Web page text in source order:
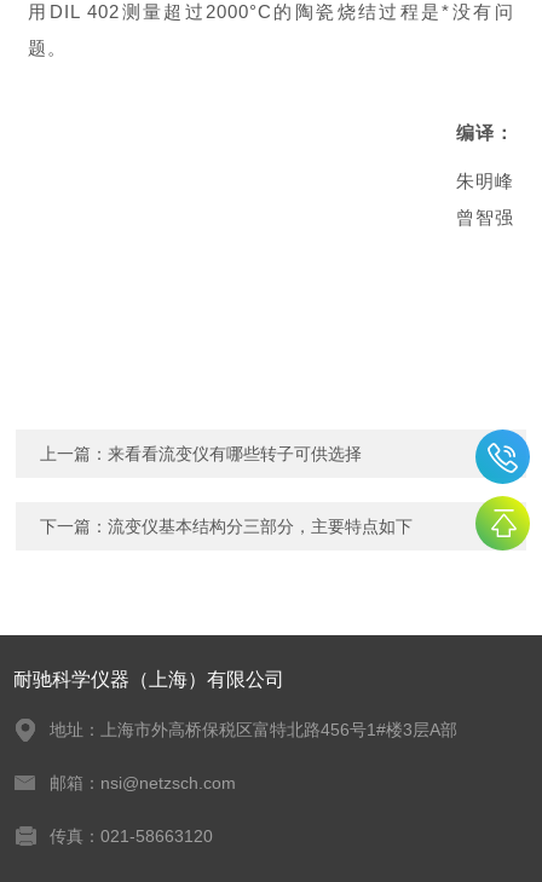
用DIL 402测量超过2000°C的陶瓷烧结过程是*没有问
题。
编译：
朱明峰
曾智强
上一篇：来看看流变仪有哪些转子可供选择
下一篇：流变仪基本结构分三部分，主要特点如下
耐驰科学仪器（上海）有限公司
地址：上海市外高桥保税区富特北路456号1#楼3层A部
邮箱：nsi@netzsch.com
传真：021-58663120